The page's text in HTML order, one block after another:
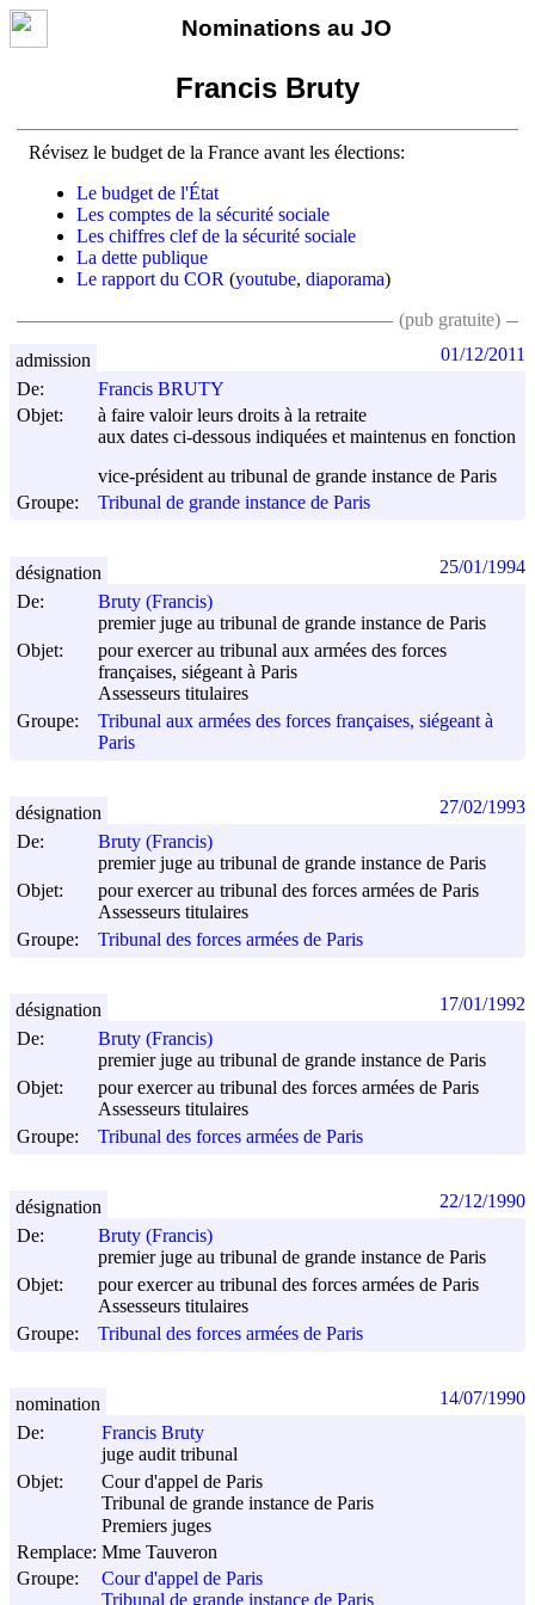
Nominations au JO
Francis Bruty
Révisez le budget de la France avant les élections:
Le budget de l'État
Les comptes de la sécurité sociale
Les chiffres clef de la sécurité sociale
La dette publique
Le rapport du COR (youtube, diaporama)
(pub gratuite)
De:
Francis BRUTY
Objet:
à faire valoir leurs droits à la retraite
aux dates ci-dessous indiquées et maintenus en fonction
vice-président au tribunal de grande instance de Paris
Groupe:
Tribunal de grande instance de Paris
admission 01/12/2011
De:
Bruty (Francis)
premier juge au tribunal de grande instance de Paris
Objet:
pour exercer au tribunal aux armées des forces
françaises, siégeant à Paris
Assesseurs titulaires
Groupe:
Tribunal aux armées des forces françaises, siégeant à
Paris
désignation 25/01/1994
De:
Bruty (Francis)
premier juge au tribunal de grande instance de Paris
Objet:
pour exercer au tribunal des forces armées de Paris
Assesseurs titulaires
Groupe:
Tribunal des forces armées de Paris
désignation 27/02/1993
De:
Bruty (Francis)
premier juge au tribunal de grande instance de Paris
Objet:
pour exercer au tribunal des forces armées de Paris
Assesseurs titulaires
Groupe:
Tribunal des forces armées de Paris
désignation 17/01/1992
De:
Bruty (Francis)
premier juge au tribunal de grande instance de Paris
Objet:
pour exercer au tribunal des forces armées de Paris
Assesseurs titulaires
Groupe:
Tribunal des forces armées de Paris
désignation 22/12/1990
De:
Francis Bruty
juge audit tribunal
Objet:
Cour d'appel de Paris
Tribunal de grande instance de Paris
Premiers juges
Remplace: Mme Tauveron
Groupe:
Cour d'appel de Paris
Tribunal de grande instance de Paris
nomination 14/07/1990